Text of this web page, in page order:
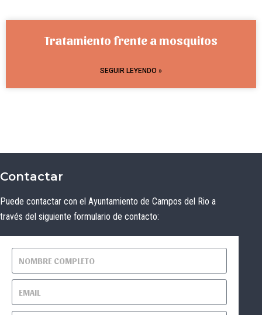
Tratamiento frente a mosquitos
SEGUIR LEYENDO »
Contactar
Puede contactar con el Ayuntamiento de Campos del Rio a
través del siguiente formulario de contacto: